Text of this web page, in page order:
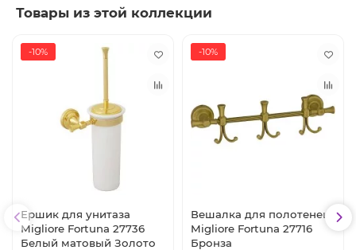
Товары из этой коллекции
-10%
Ершик для унитаза
Migliore Fortuna 27736
Белый матовый Золото
-10%
Вешалка для полотенец
Migliore Fortuna 27716
Бронза